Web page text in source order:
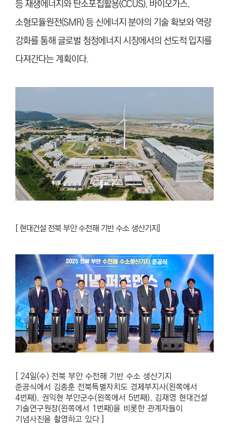
등 재생에너지와 탄소포집활용(CCUS), 바이오가스,
소형모듈원전(SMR) 등 신에너지 분야의 기술 확보와 역량
강화를 통해 글로벌 청정에너지 시장에서의 선도적 입지를
다져간다는 계획이다.
[ 현대건설 전북 부안 수전해 기반 수소 생산기지]
[ 24일(수) 전북 부안 수전해 기반 수소 생산기지
준공식에서 김종훈 전북특별자치도 경제부지사(왼쪽에서
4번째), 권익현 부안군수(왼쪽에서 5번째), 김재영 현대건설
기술연구원장(왼쪽에서 1번째)을 비롯한 관계자들이
기념사진을 촬영하고 있다 ]